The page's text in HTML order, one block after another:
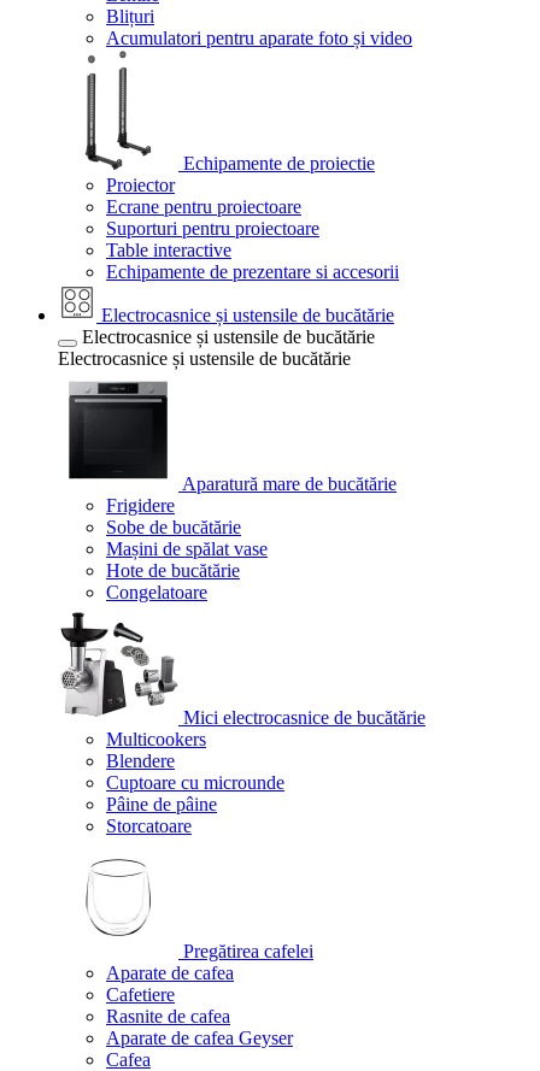
Blițuri
Acumulatori pentru aparate foto și video
Echipamente de proiectie
Proiector
Ecrane pentru proiectoare
Suporturi pentru proiectoare
Table interactive
Echipamente de prezentare si accesorii
Electrocasnice și ustensile de bucătărie
Electrocasnice și ustensile de bucătărie
Electrocasnice și ustensile de bucătărie
Aparatură mare de bucătărie
Frigidere
Sobe de bucătărie
Mașini de spălat vase
Hote de bucătărie
Congelatoare
Mici electrocasnice de bucătărie
Multicookers
Blendere
Cuptoare cu microunde
Pâine de pâine
Storcatoare
Pregătirea cafelei
Aparate de cafea
Cafetiere
Rasnite de cafea
Aparate de cafea Geyser
Cafea